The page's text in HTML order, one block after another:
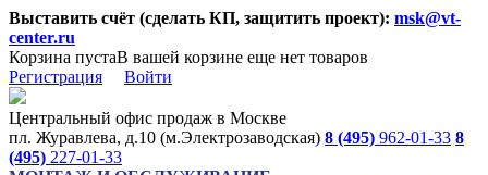
Выставить счёт (сделать КП, защитить проект): msk@vt-
center.ru
Корзина пустаВ вашей корзине еще нет товаров
Регистрация
Войти
Центральный офис продаж в Москве
пл. Журавлева, д.10 (м.Электрозаводская) 8 (495) 962-01-33 8
(495) 227-01-33